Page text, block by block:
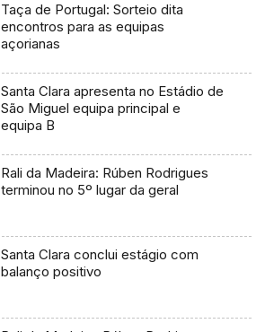
Taça de Portugal: Sorteio dita
encontros para as equipas
açorianas
Santa Clara apresenta no Estádio de
São Miguel equipa principal e
equipa B
Rali da Madeira: Rúben Rodrigues
terminou no 5º lugar da geral
Santa Clara conclui estágio com
balanço positivo